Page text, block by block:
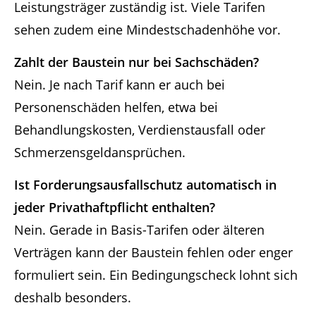
Leistungsträger zuständig ist. Viele Tarifen
sehen zudem eine Mindestschadenhöhe vor.
Zahlt der Baustein nur bei Sachschäden?
Nein. Je nach Tarif kann er auch bei
Personenschäden helfen, etwa bei
Behandlungskosten, Verdienstausfall oder
Schmerzensgeldansprüchen.
Ist Forderungsausfallschutz automatisch in
jeder Privathaftpflicht enthalten?
Nein. Gerade in Basis-Tarifen oder älteren
Verträgen kann der Baustein fehlen oder enger
formuliert sein. Ein Bedingungscheck lohnt sich
deshalb besonders.